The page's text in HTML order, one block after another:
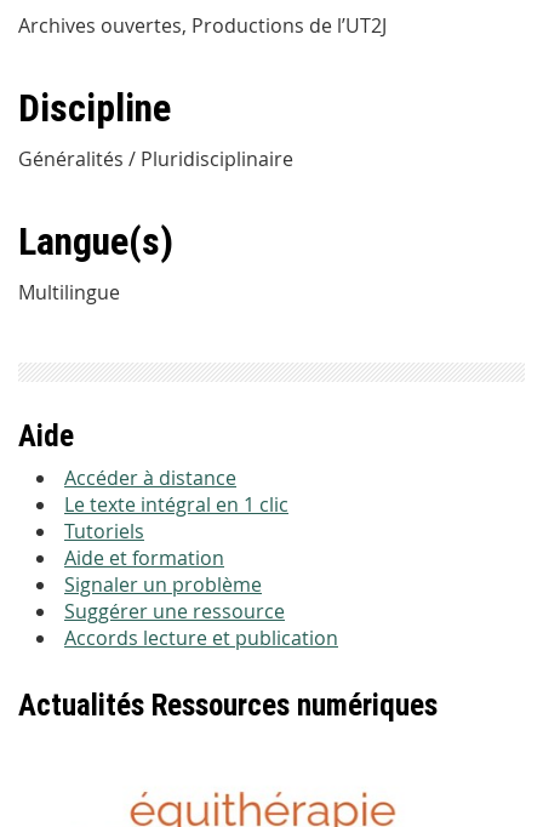
Archives ouvertes, Productions de l’UT2J
Discipline
Généralités / Pluridisciplinaire
Langue(s)
Multilingue
Aide
Accéder à distance
Le texte intégral en 1 clic
Tutoriels
Aide et formation
Signaler un problème
Suggérer une ressource
Accords lecture et publication
Actualités Ressources numériques